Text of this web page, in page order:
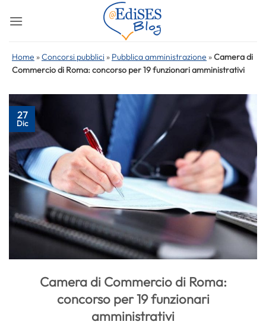
Home »Concorsi pubblici » Pubblica amministrazione »Camera di
Commercio di Roma: concorso per 19 funzionari amministrativi
27
Dic
Camera di Commercio di Roma:
concorso per 19 funzionari
amministrativi